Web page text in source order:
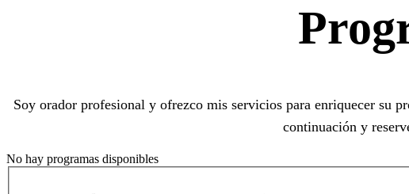
Soy orador profesional y ofrezco mis servicios para enriquecer su
continuación y
No hay programas disponibles